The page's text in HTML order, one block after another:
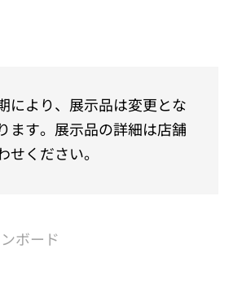
により、展示品は変更とな
ます。展示品の詳細は店舗
せください。
ボード